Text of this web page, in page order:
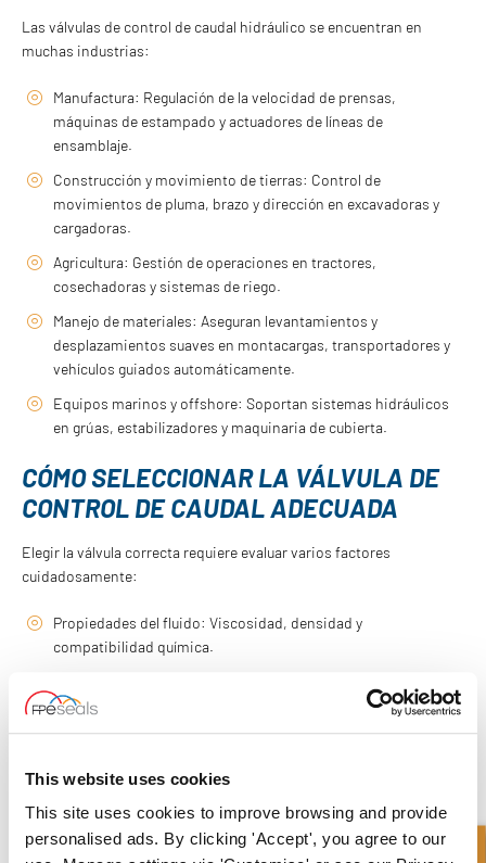
This website uses cookies
This site uses cookies to improve browsing and provide
personalised ads. By clicking 'Accept', you agree to our
Las válvulas de control de caudal hidráulico se encuentran en
muchas industrias:
Manufactura: Regulación de la velocidad de prensas,
máquinas de estampado y actuadores de líneas de
ensamblaje.
Construcción y movimiento de tierras: Control de
movimientos de pluma, brazo y dirección en excavadoras y
cargadoras.
Agricultura: Gestión de operaciones en tractores,
cosechadoras y sistemas de riego.
Manejo de materiales: Aseguran levantamientos y
desplazamientos suaves en montacargas, transportadores y
vehículos guiados automáticamente.
Equipos marinos y offshore: Soportan sistemas hidráulicos
en grúas, estabilizadores y maquinaria de cubierta.
CÓMO SELECCIONAR LA VÁLVULA DE
CONTROL DE CAUDAL ADECUADA
Elegir la válvula correcta requiere evaluar varios factores
cuidadosamente:
Propiedades del fluido: Viscosidad, densidad y
compatibilidad química.
esperado.
Presión de operación: Los niveles de presión del sistema
comportamiento del fluido y en el rendimiento del material
de la válvula.